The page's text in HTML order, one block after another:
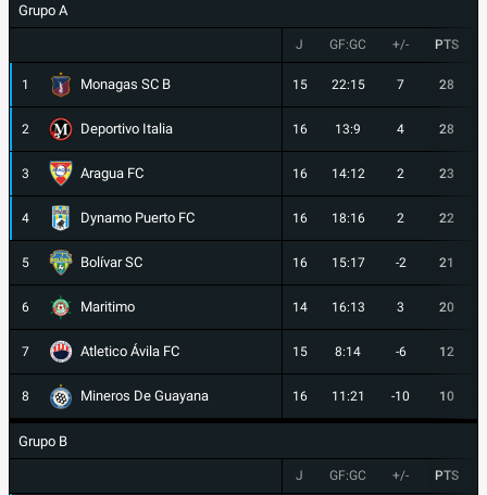
Grupo A
J GF:GC +/- PTS
1 Monagas SC B 15 22:15 7 28
2 Deportivo Italia 16 13:9 4 28
3 Aragua FC 16 14:12 2 23
4 Dynamo Puerto FC 16 18:16 2 22
5 Bolívar SC 16 15:17 -2 21
6 Maritimo 14 16:13 3 20
7 Atletico Ávila FC 15 8:14 -6 12
8 Mineros De Guayana 16 11:21 -10 10
Grupo B
J GF:GC +/- PTS